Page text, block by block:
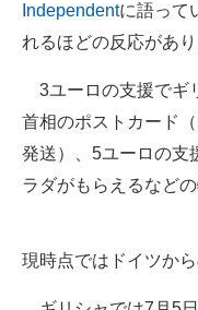
Independentに語って
れるほどの反応があ
3ユーロの支援でギ
首相のポストカード
発送）、5ユーロの支
ラダがもらえるなど
現時点ではドイツか